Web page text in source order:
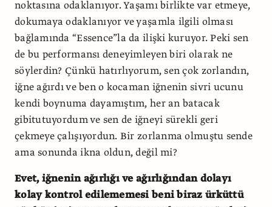
noktasına odaklanıyor. Yaşamı birlikte var etmeye,
dokumaya odaklanıyor ve yaşamla ilgili olması
bağlamında “Essence”la da ilişki kuruyor. Peki sen
de bu performansı deneyimleyen biri olarak ne
söylerdin? Çünkü hatırlıyorum, sen çok zorlandın,
iğne ağırdı ve ben o kocaman iğnenin sivri ucunu
kendi boynuma dayamıştım, her an batacak
gibitutuyordum ve sen de iğneyi sürekli geri
çekmeye çalışıyordun. Bir zorlanma olmuştu sende
ama sonunda ikna oldun, değil mi?
Evet, iğnenin ağırlığı ve ağırlığından dolayı
kolay kontrol edilememesi beni biraz ürküttü